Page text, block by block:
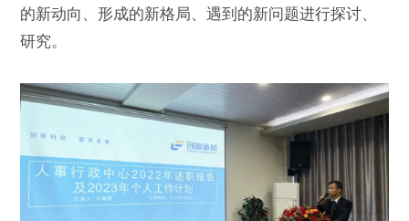
的新动向、形成的新格局、遇到的新问题进行探讨、
研究。